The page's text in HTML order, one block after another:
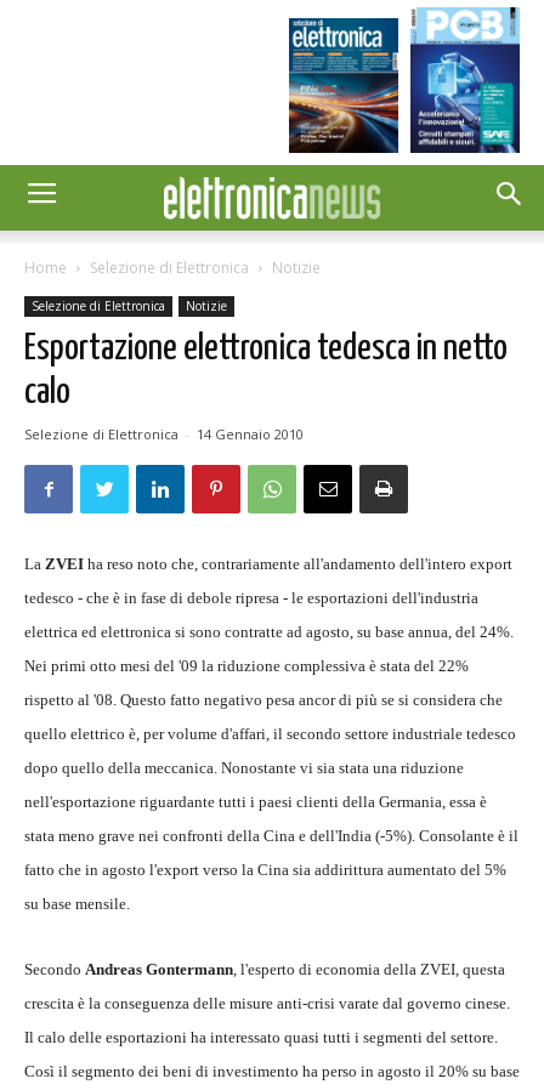
Home Selezione di Elettronica Notizie
Selezione di Elettronica Notizie
Esportazione elettronica tedesca in netto
calo
Selezione di Elettronica - 14 Gennaio 2010
La ZVEI ha reso noto che, contrariamente all'andamento dell'intero export
tedesco - che è in fase di debole ripresa - le esportazioni dell'industria
elettrica ed elettronica si sono contratte ad agosto, su base annua, del 24%.
Nei primi otto mesi del '09 la riduzione complessiva è stata del 22%
rispetto al '08. Questo fatto negativo pesa ancor di più se si considera che
quello elettrico è, per volume d'affari, il secondo settore industriale tedesco
dopo quello della meccanica. Nonostante vi sia stata una riduzione
nell'esportazione riguardante tutti i paesi clienti della Germania, essa è
stata meno grave nei confronti della Cina e dell'India (-5%). Consolante è il
fatto che in agosto l'export verso la Cina sia addirittura aumentato del 5%
su base mensile.
Secondo Andreas Gontermann, l'esperto di economia della ZVEI, questa
crescita è la conseguenza delle misure anti-crisi varate dal governo cinese.
Il calo delle esportazioni ha interessato quasi tutti i segmenti del settore.
Così il segmento dei beni di investimento ha perso in agosto il 20% su base